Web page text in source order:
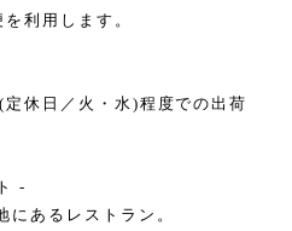
利用します。
休日／火・水)程度での出荷
-
にあるレストラン。